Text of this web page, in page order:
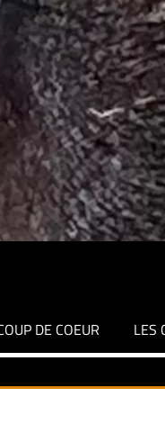
DE COEUR LES